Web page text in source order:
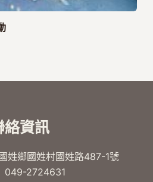
絡資訊
姓鄉國姓村國姓路487-1號
049-2724631